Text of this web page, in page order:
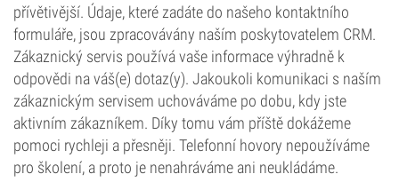
přívětivější. Údaje, které zadáte do našeho kontaktního
formuláře, jsou zpracovávány naším poskytovatelem CRM.
Zákaznický servis používá vaše informace výhradně k
odpovědi na váš(e) dotaz(y). Jakoukoli komunikaci s naším
zákaznickým servisem uchováváme po dobu, kdy jste
aktivním zákazníkem. Díky tomu vám příště dokážeme
pomoci rychleji a přesněji. Telefonní hovory nepoužíváme
pro školení, a proto je nenahráváme ani neukládáme.